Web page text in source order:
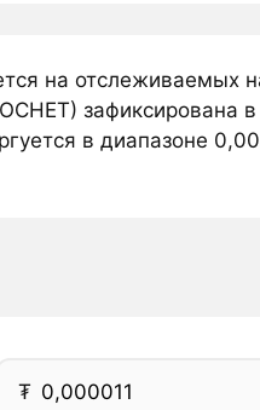
на отслеживаемых
зафиксирована
в диапазоне
₮